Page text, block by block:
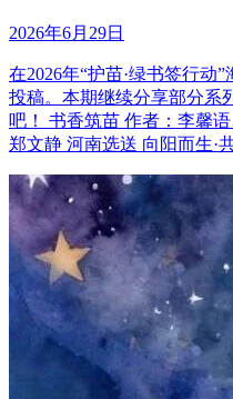
2026年6月29日
在2026年“护苗·绿书签行动
投稿。本期继续分享部分系
吧！ 书香筑苗 作者：李馨
郑文静 河南选送 向阳而生·